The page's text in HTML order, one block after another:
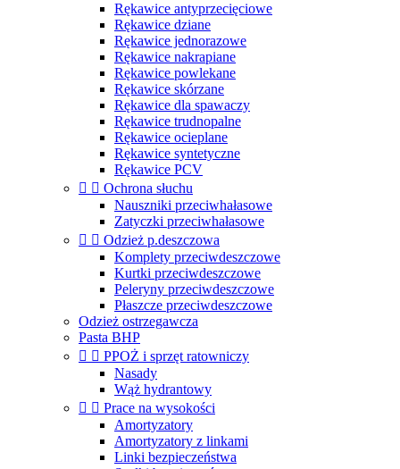
Rękawice antyprzecięciowe
Rękawice dziane
Rękawice jednorazowe
Rękawice nakrapiane
Rękawice powlekane
Rękawice skórzane
Rękawice dla spawaczy
Rękawice trudnopalne
Rękawice ocieplane
Rękawice syntetyczne
Rękawice PCV
  Ochrona słuchu
Nauszniki przeciwhałasowe
Zatyczki przeciwhałasowe
  Odzież p.deszczowa
Komplety przeciwdeszczowe
Kurtki przeciwdeszczowe
Peleryny przeciwdeszczowe
Płaszcze przeciwdeszczowe
Odzież ostrzegawcza
Pasta BHP
  PPOŻ i sprzęt ratowniczy
Nasady
Wąż hydrantowy
  Prace na wysokości
Amortyzatory
Amortyzatory z linkami
Linki bezpieczeństwa